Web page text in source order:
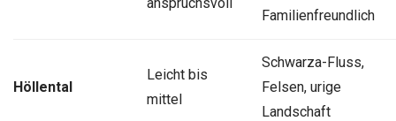
Familienfreundlich
Höllental
Leicht bis
mittel
Schwarza-Fluss,
Felsen, urige
Landschaft